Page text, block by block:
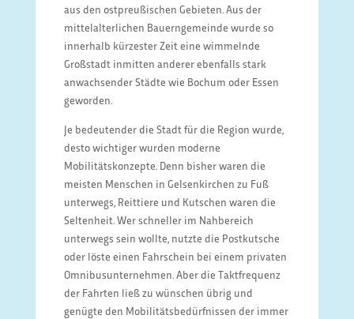
aus den ostpreußischen Gebieten. Aus der
mittelalterlichen Bauerngemeinde wurde so
innerhalb kürzester Zeit eine wimmelnde
Großstadt inmitten anderer ebenfalls stark
anwachsender Städte wie Bochum oder Essen
geworden.
Je bedeutender die Stadt für die Region wurde,
desto wichtiger wurden moderne
Mobilitätskonzepte. Denn bisher waren die
meisten Menschen in Gelsenkirchen zu Fuß
unterwegs, Reittiere und Kutschen waren die
Seltenheit. Wer schneller im Nahbereich
unterwegs sein wollte, nutzte die Postkutsche
oder löste einen Fahrschein bei einem privaten
Omnibusunternehmen. Aber die Taktfrequenz
der Fahrten ließ zu wünschen übrig und
genügte den Mobilitätsbedürfnissen der immer